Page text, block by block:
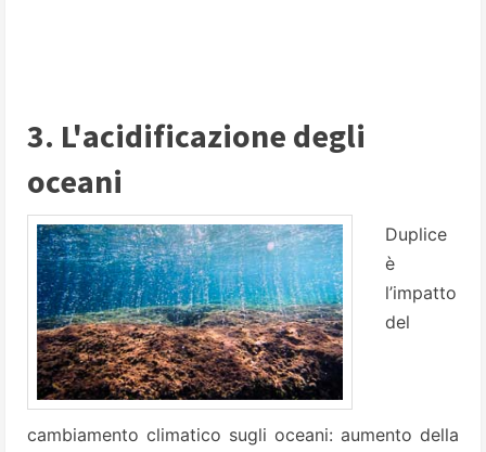
3. L'acidificazione degli
oceani
Duplice
è
l’impatto
del
cambiamento climatico sugli oceani: aumento della